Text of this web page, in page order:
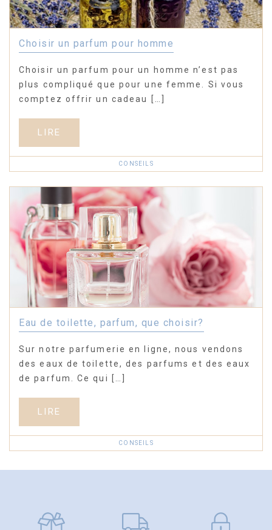
Choisir un parfum pour homme
Choisir un parfum pour un homme n’est pas
plus compliqué que pour une femme. Si vous
comptez offrir un cadeau […]
LIRE
CONSEILS
Eau de toilette, parfum, que choisir?
Sur notre parfumerie en ligne, nous vendons
des eaux de toilette, des parfums et des eaux
de parfum. Ce qui […]
LIRE
CONSEILS